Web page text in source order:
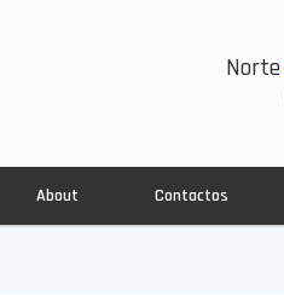
Norte
About Contactos